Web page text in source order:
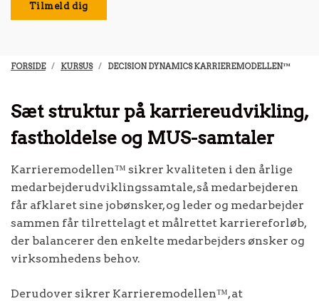
Tilmeld dig
FORSIDE KURSUS DECISION DYNAMICS KARRIEREMODELLEN™
Sæt struktur på karriereudvikling,
fastholdelse og MUS-samtaler
Karrieremodellen™ sikrer kvaliteten i den årlige
medarbejderudviklingssamtale, så medarbejderen
får afklaret sine jobønsker, og leder og medarbejder
sammen får tilrettelagt et målrettet karriereforløb,
der balancerer den enkelte medarbejders ønsker og
virksomhedens behov.
Derudover sikrer Karrieremodellen™, at